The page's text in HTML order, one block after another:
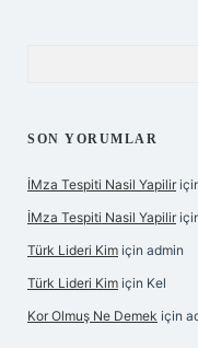
SON YORUMLAR
İMza Tespiti Nasil Yapilir
İMza Tespiti Nasil Yapilir
Türk Lideri Kim için admin
Türk Lideri Kim için Kel
Kor Olmuş Ne Demek için